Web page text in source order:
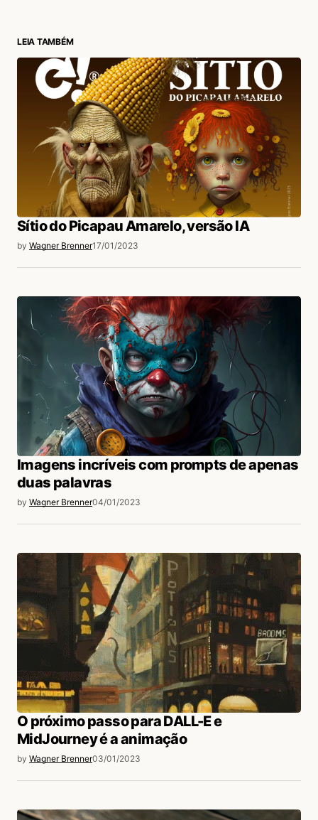
LEIA TAMBÉM
Sítio do Picapau Amarelo, versão IA
by Wagner Brenner17/01/2023
Imagens incríveis com prompts de apenas
duas palavras
by Wagner Brenner04/01/2023
O próximo passo para DALL-E e
MidJourney é a animação
by Wagner Brenner03/01/2023